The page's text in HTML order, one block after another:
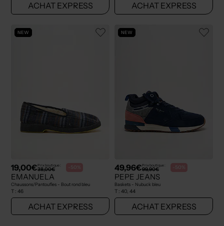
ACHAT EXPRESS ACHAT EXPRESS
NEW
19,00€Prix boutique :
38,00€ -50%
EMANUELA
Chaussons/Pantoufles - Bout rond bleu
T : 46
ACHAT EXPRESS
NEW
49,96€Prix boutique :
99,90€ -50%
PEPE JEANS
Baskets - Nubuck bleu
T : 40, 44
ACHAT EXPRESS